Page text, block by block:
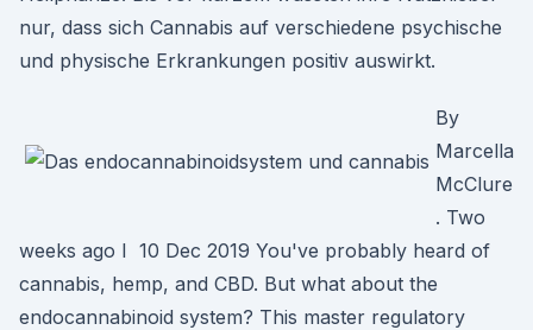
nur, dass sich Cannabis auf verschiedene psychische
und physische Erkrankungen positiv auswirkt.
By
Marcella
McClure
. Two
weeks ago I 10 Dec 2019 You've probably heard of
cannabis, hemp, and CBD. But what about the
endocannabinoid system? This master regulatory